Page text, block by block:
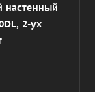
настенный
2-ух